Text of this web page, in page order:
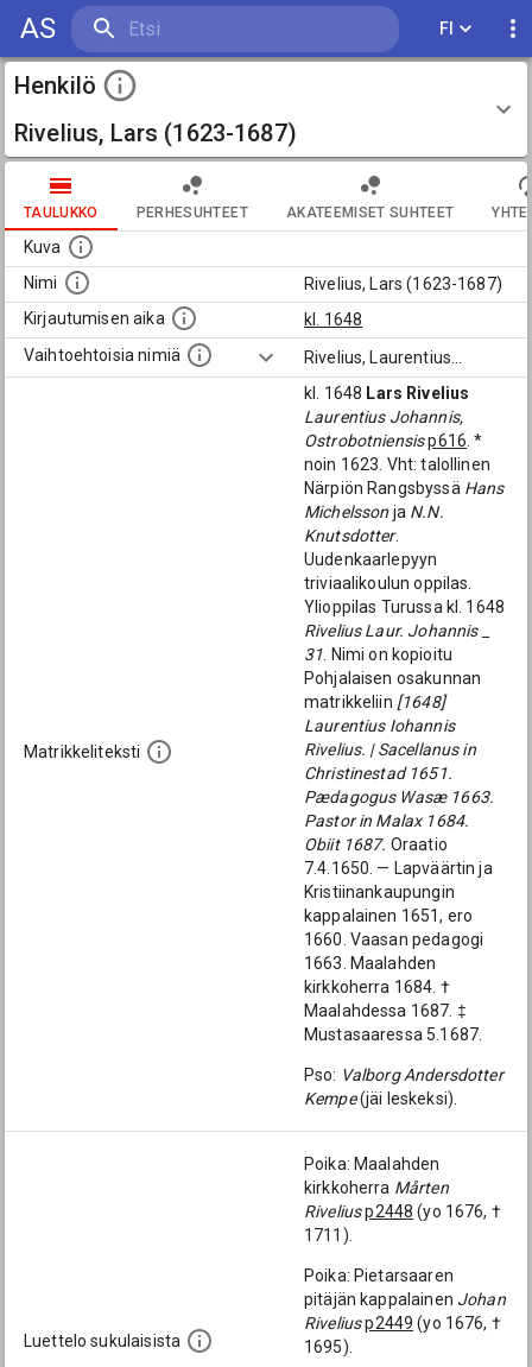
AS FI
Henkilö
Rivelius, Lars (1623-1687)
TAULUKKO PERHESUHTEET AKATEEMISET SUHTEET
Kuva
Nimi
Rivelius, Lars (1623-1687)
Kirjautumisen aika
kl. 1648
Vaihtoehtoisia nimiä
Rivelius, Laurentius
Matrikkeliteksti
kl. 1648 Lars Rivelius
Laurentius Johannis,
Ostrobotniensisp616 . *
noin 1623. Vht: talollinen
Närpiön Rangsbyssä Hans
Michelsson ja N.N.
Knutsdotter.
Uudenkaarlepyyn
triviaalikoulun oppilas.
Ylioppilas Turussa kl. 1648
Rivelius Laur. Johannis _
31 . Nimi on kopioitu
Pohjalaisen osakunnan
matrikkeliin [1648]
Laurentius Iohannis
Rivelius. | Sacellanus in
Christinestad 1651.
Pædagogus Wasæ 1663.
Pastor in Malax 1684.
Obiit 1687. Oraatio
7.4.1650. — Lapväärtin ja
Kristiinankaupungin
kappalainen 1651, ero
1660. Vaasan pedagogi
1663. Maalahden
kirkkoherra 1684. †
Maalahdessa 1687. ‡
Mustasaaressa 5.1687.
Pso: Valborg Andersdotter
Kempe(jäi leskeksi).
Luettelo sukulaisista
Poika: Maalahden
kirkkoherra Mårten
Riveliusp2448 (yo 1676, †
1711).
Poika: Pietarsaaren
pitäjän kappalainen Johan
Riveliusp2449 (yo 1676, †
1695).